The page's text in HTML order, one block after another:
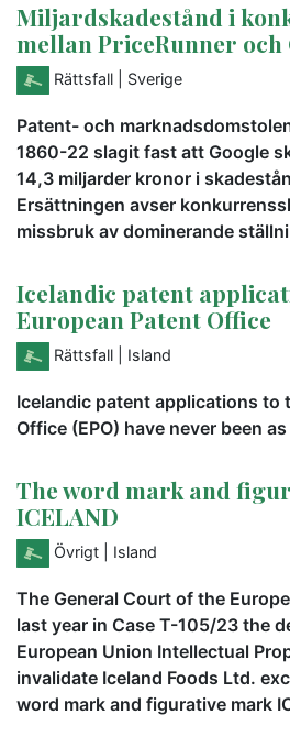
Miljardskadestånd i
mellan PriceRunner och
Rättsfall | Sverige
Patent- och
1860-22 slagit fast att Google
14,3 miljarder kronor i
Ersättningen avser
missbruk av dominerande
Icelandic patent
European Patent Office
Rättsfall | Island
Icelandic patent applications to
Office (EPO) have never been
The word mark and
ICELAND
Övrigt | Island
The General Court of the
last year in Case T-105/23 the
European Union Intellectual
invalidate Iceland Foods Ltd.
word mark and figurative mark